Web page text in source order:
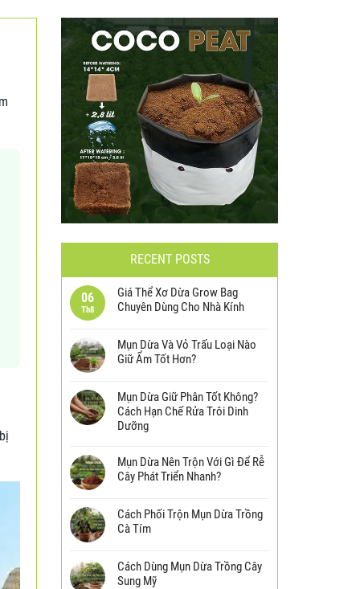
RECENT POSTS
06
Th8
Giá Thể Xơ Dừa Grow Bag
Chuyên Dùng Cho Nhà Kính
Mụn Dừa Và Vỏ Trấu Loại Nào
Giữ Ẩm Tốt Hơn?
Mụn Dừa Giữ Phân Tốt Không?
Cách Hạn Chế Rửa Trôi Dinh
Dưỡng
Mụn Dừa Nên Trộn Với Gì Để Rễ
Cây Phát Triển Nhanh?
Cách Phối Trộn Mụn Dừa Trồng
Cà Tím
Cách Dùng Mụn Dừa Trồng Cây
Sung Mỹ